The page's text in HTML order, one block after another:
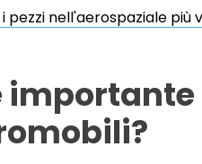
pezzi nell'aerospaziale più